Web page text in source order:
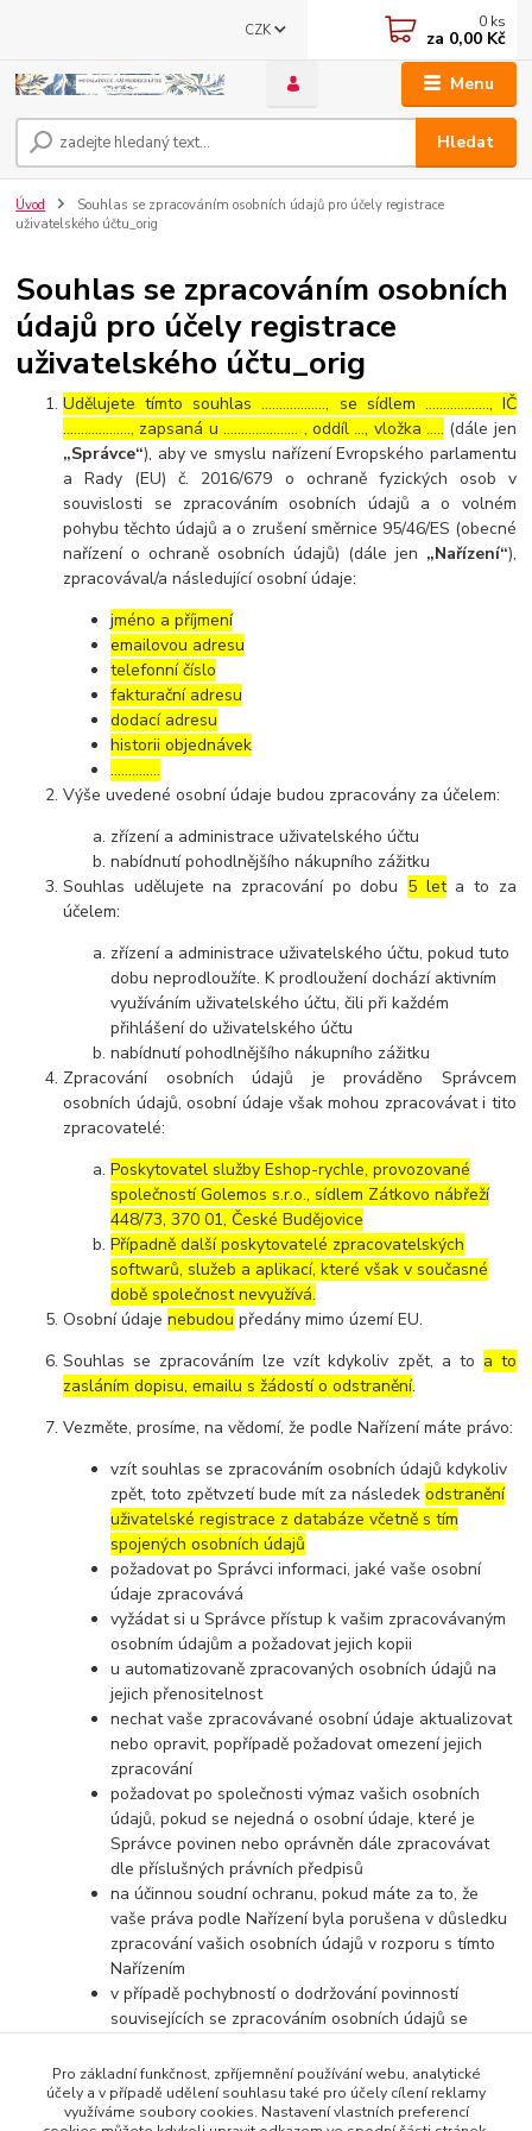
Menu
CZK
Hledat
0 ks
za 0,00 Kč
Úvod
Souhlas se zpracováním osobních údajů pro účely registrace
uživatelského účtu_orig
Souhlas se zpracováním osobních
údajů pro účely registrace
uživatelského účtu_orig
Udělujete tímto souhlas ……………..., se sídlem ………………, IČ
………………., zapsaná u ………………… , oddíl …, vložka ….. (dále jen
„Správce“), aby ve smyslu nařízení Evropského parlamentu
a Rady (EU) č. 2016/679 o ochraně fyzických osob v
souvislosti se zpracováním osobních údajů a o volném
pohybu těchto údajů a o zrušení směrnice 95/46/ES (obecné
nařízení o ochraně osobních údajů) (dále jen „Nařízení“),
zpracovával/a následující osobní údaje:
jméno a příjmení
emailovou adresu
telefonní číslo
fakturační adresu
dodací adresu
historii objednávek
…………..
Výše uvedené osobní údaje budou zpracovány za účelem:
zřízení a administrace uživatelského účtu
nabídnutí pohodlnějšího nákupního zážitku
Souhlas udělujete na zpracování po dobu 5 leta to za
účelem:
zřízení a administrace uživatelského účtu, pokud tuto
dobu neprodloužíte. K prodloužení dochází aktivním
využíváním uživatelského účtu, čili při každém
přihlášení do uživatelského účtu
nabídnutí pohodlnějšího nákupního zážitku
Zpracování osobních údajů je prováděno Správcem
osobních údajů, osobní údaje však mohou zpracovávat i tito
zpracovatelé:
Poskytovatel služby Eshop-rychle, provozované
společností Golemos s.r.o., sídlem Zátkovo nábřeží
448/73, 370 01, České Budějovice
Případně další poskytovatelé zpracovatelských
softwarů, služeb a aplikací, které však v současné
době společnost nevyužívá.
Osobní údajenebudou předány mimo území EU.
Souhlas se zpracováním lze vzít kdykoliv zpět, a to a to
zasláním dopisu, emailu s žádostí o odstranění.
Vezměte, prosíme, na vědomí, že podle Nařízení máte právo:
vzít souhlas se zpracováním osobních údajů kdykoliv
zpět, toto zpětvzetí bude mít za následekodstranění
uživatelské registrace z databáze včetně s tím
spojených osobních údajů
požadovat po Správci informaci, jaké vaše osobní
údaje zpracovává
vyžádat si u Správce přístup k vašim zpracovávaným
osobním údajům a požadovat jejich kopii
u automatizovaně zpracovaných osobních údajů na
jejich přenositelnost
nechat vaše zpracovávané osobní údaje aktualizovat
nebo opravit, popřípadě požadovat omezení jejich
zpracování
požadovat po společnosti výmaz vašich osobních
údajů, pokud se nejedná o osobní údaje, které je
Správce povinen nebo oprávněn dále zpracovávat
dle příslušných právních předpisů
na účinnou soudní ochranu, pokud máte za to, že
vaše práva podle Nařízení byla porušena v důsledku
zpracování vašich osobních údajů v rozporu s tímto
Nařízením
v případě pochybností o dodržování povinností
souvisejících se zpracováním osobních údajů se
osobních údajů
Pro základní funkčnost, zpříjemnění používání webu, analytické
účely a v případě udělení souhlasu také pro účely cílení reklamy
využíváme soubory cookies. Nastavení vlastních preferencí